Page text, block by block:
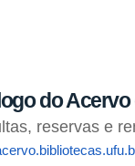
do
reservas e